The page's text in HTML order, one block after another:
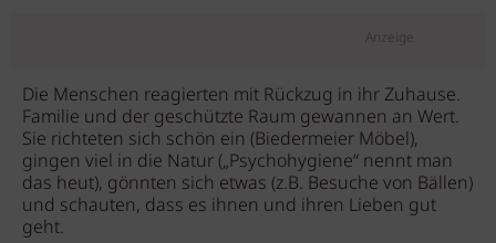
Anzeige
Die Menschen reagierten mit Rückzug in ihr Zuhause.
Familie und der geschützte Raum gewannen an Wert.
Sie richteten sich schön ein (Biedermeier Möbel),
gingen viel in die Natur („Psychohygiene“ nennt man
das heut), gönnten sich etwas (z.B. Besuche von Bällen)
und schauten, dass es ihnen und ihren Lieben gut
geht.